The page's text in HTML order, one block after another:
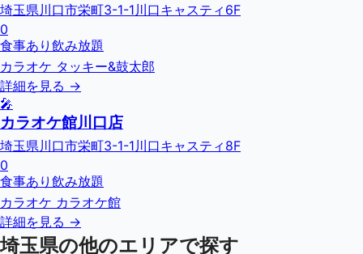
埼玉県川口市栄町3-1-1川口キャスティ6F
0
食事あり 飲み放題
カラオケ タッキー&鼓太郎
詳細を見る →
🎤
カラオケ館川口店
埼玉県川口市栄町3-1-1川口キャスティ8F
0
食事あり 飲み放題
カラオケ カラオケ館
詳細を見る →
埼玉県の他のエリアで探す